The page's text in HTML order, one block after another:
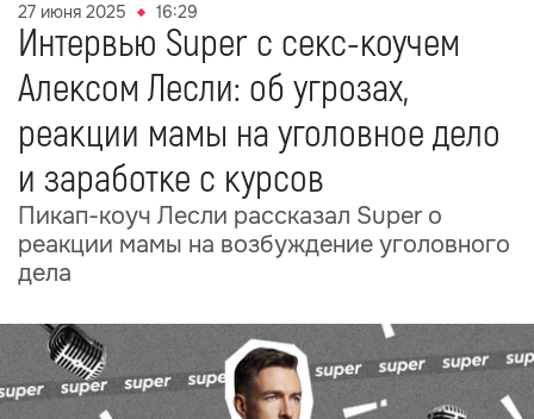
27 июня 2025 16:29
Интервью Super с секс-коучем
Алексом Лесли: об угрозах,
реакции мамы на уголовное дело
и заработке с курсов
Пикап-коуч Лесли рассказал Super о
реакции мамы на возбуждение уголовного
дела